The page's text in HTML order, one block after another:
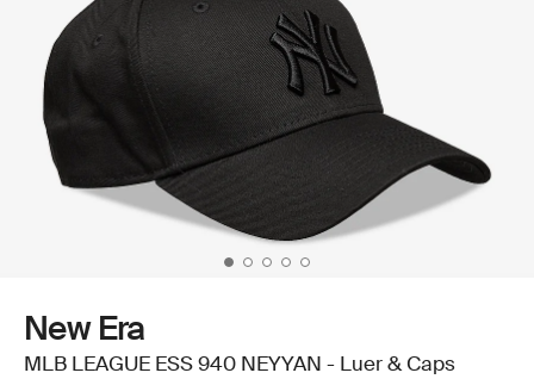
New Era
MLB LEAGUE ESS 940 NEYYAN - Luer & Caps